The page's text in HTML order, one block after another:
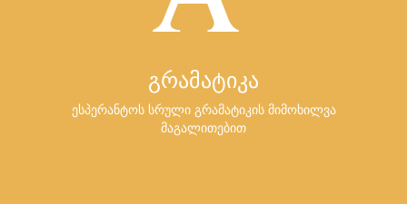
გრამატიკა
ესპერანტოს სრული გრამატიკის მიმოხილვა
მაგალითებით